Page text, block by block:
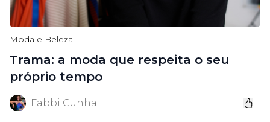
Moda e Beleza
Trama: a moda que respeita o seu
próprio tempo
Fabbi Cunha